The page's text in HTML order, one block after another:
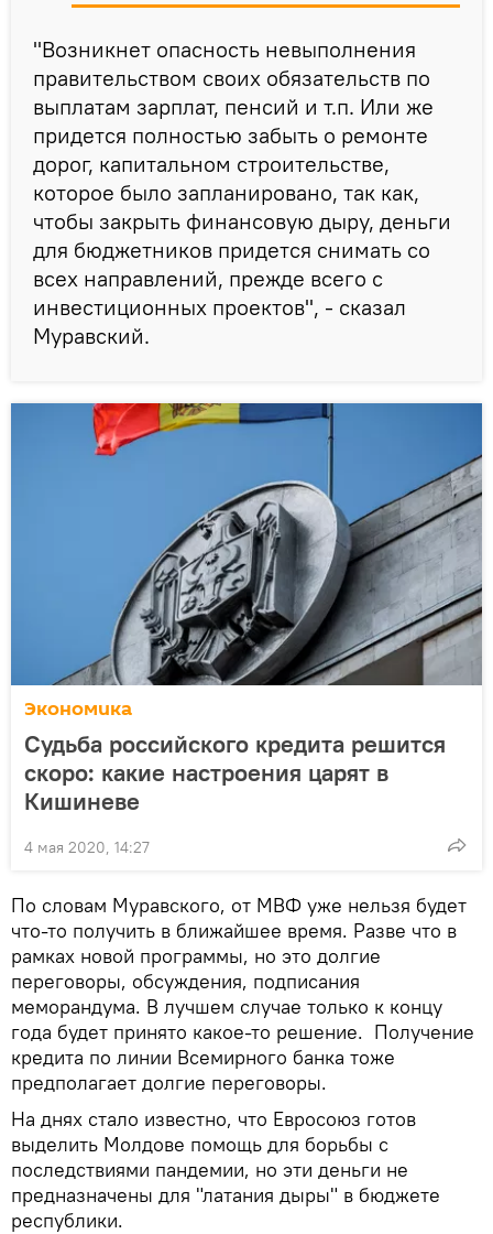
"Возникнет опасность невыполнения
правительством своих обязательств по
выплатам зарплат, пенсий и т.п. Или же
придется полностью забыть о ремонте
дорог, капитальном строительстве,
которое было запланировано, так как,
чтобы закрыть финансовую дыру, деньги
для бюджетников придется снимать со
всех направлений, прежде всего с
инвестиционных проектов", - сказал
Муравский.
Экономика
Судьба российского кредита решится
скоро: какие настроения царят в
Кишиневе
4 мая 2020, 14:27
По словам Муравского, от МВФ уже нельзя будет
что-то получить в ближайшее время. Разве что в
рамках новой программы, но это долгие
переговоры, обсуждения, подписания
меморандума. В лучшем случае только к концу
года будет принято какое-то решение. Получение
кредита по линии Всемирного банка тоже
предполагает долгие переговоры.
На днях стало известно, что Евросоюз готов
выделить Молдове помощь для борьбы с
последствиями пандемии, но эти деньги не
предназначены для "латания дыры" в бюджете
республики.